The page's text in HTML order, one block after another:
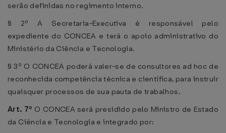
serão definidas no regimento interno.
§ 2º A Secretaria-Executiva é responsável pelo
expediente do CONCEA e terá o apoio administrativo do
Ministério da Ciência e Tecnologia.
§ 3º O CONCEA poderá valer-se de consultores ad hoc de
reconhecida competência técnica e científica, para instruir
quaisquer processos de sua pauta de trabalhos.
Art. 7º O CONCEA será presidido pelo Ministro de Estado
da Ciência e Tecnologia e integrado por: